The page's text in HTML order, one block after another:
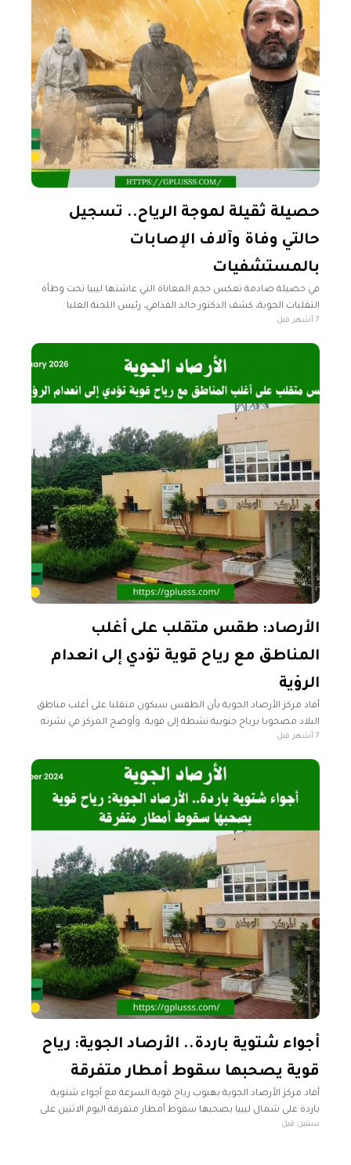
حصيلة ثقيلة لموجة الرياح.. تسجيل
حالتي وفاة وآلاف الإصابات
بالمستشفيات
في حصيلة صادمة تعكس حجم المعاناة التي عاشتها ليبيا تحت وطأة
التقلبات الجوية، كشف الدكتور خالد القذافي، رئيس اللجنة العليا
للطوارئ، عن أرقام تعكس واقعاً صحياً حرجا. وامتلأت ردهات7 أشهر قبل
الأرصاد: طقس متقلب على أغلب
المناطق مع رياح قوية تؤدي إلى انعدام
الرؤية
أفاد مركز الأرصاد الجوية بأن الطقس سيكون متقلبا على أغلب مناطق
البلاد مصحوبا برياح جنوبية نشطة إلى قوية. وأوضح المركز في نشرته
الجوية اليوم الثلاثاء، أن هذه الرياح ستؤدي إلى7 أشهر قبل
أجواء شتوية باردة.. الأرصاد الجوية: رياح
قوية يصحبها سقوط أمطار متفرقة
أفاد مركز الأرصاد الجوية بهبوب رياح قوية السرعة مع أجواء شتوية
باردة على شمال ليبيا يصحبها سقوط أمطار متفرقة اليوم الاثنين على
مناطق الساحل الشرقي وتكون الفرصة أفضل بداية من
سنتين قبل